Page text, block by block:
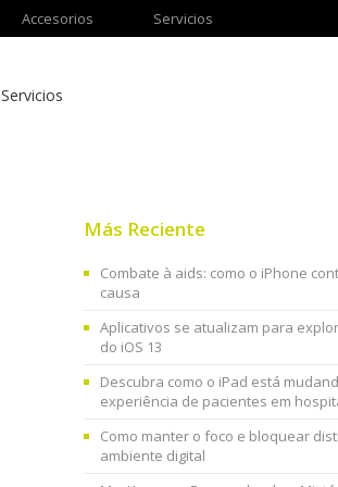
Accesorios Servicios
Servicios
Más Reciente
Combate à aids: como o iPhone
causa
Aplicativos se atualizam para
do iOS 13
Descubra como o iPad está
experiência de pacientes em
Como manter o foco e bloquear
ambiente digital